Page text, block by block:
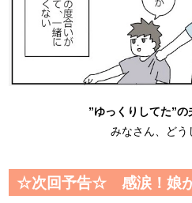
”ゆっくりしてた”の
みなさん、どう
☆次回予告☆ 感涙！娘